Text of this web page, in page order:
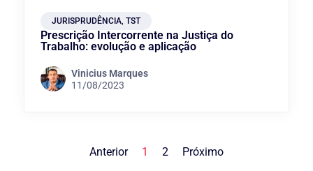
JURISPRUDÊNCIA, TST
Prescrição Intercorrente na Justiça do
Trabalho: evolução e aplicação
Vinicius Marques
11/08/2023
Anterior 1 2 Próximo